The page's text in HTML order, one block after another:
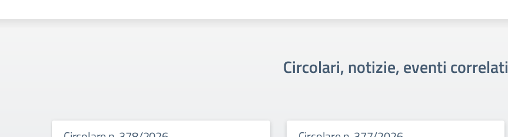
Circolari, notizie, eventi correlati